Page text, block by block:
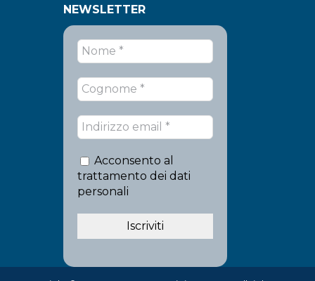
NEWSLETTER
Acconsento al
trattamento dei dati
personali